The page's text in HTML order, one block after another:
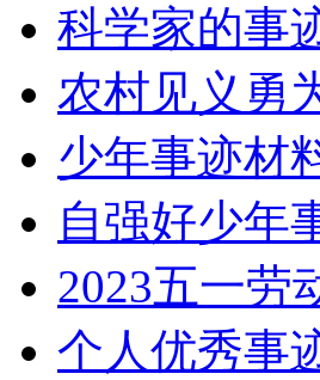
科学家的事
农村见义勇
少年事迹材
自强好少年
2023五一劳
个人优秀事